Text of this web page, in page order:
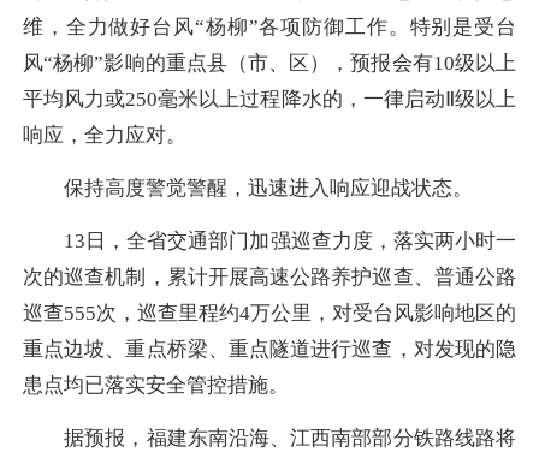
维，全力做好台风“杨柳”各项防御工作。特别是受台
风“杨柳”影响的重点县（市、区），预报会有10级以上
平均风力或250毫米以上过程降水的，一律启动Ⅱ级以上
响应，全力应对。
保持高度警觉警醒，迅速进入响应迎战状态。
13日，全省交通部门加强巡查力度，落实两小时一
次的巡查机制，累计开展高速公路养护巡查、普通公路
巡查555次，巡查里程约4万公里，对受台风影响地区的
重点边坡、重点桥梁、重点隧道进行巡查，对发现的隐
患点均已落实安全管控措施。
据预报，福建东南沿海、江西南部部分铁路线路将